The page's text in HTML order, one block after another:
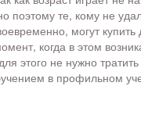
поэтому те, кому не
могут купить
когда в этом
этого не нужно тратить
в профильном